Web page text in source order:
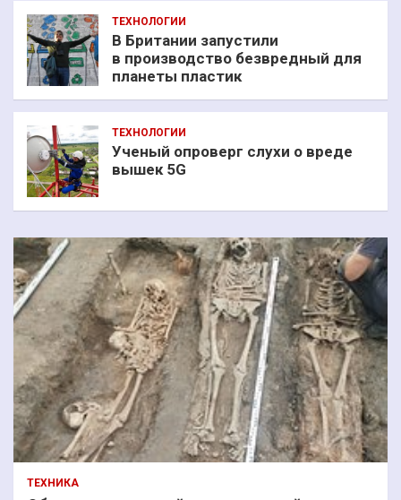
ТЕХНОЛОГИИ
В Британии запустили
в производство безвредный для
планеты пластик
ТЕХНОЛОГИИ
Ученый опроверг слухи о вреде
вышек 5G
ТЕХНИКА